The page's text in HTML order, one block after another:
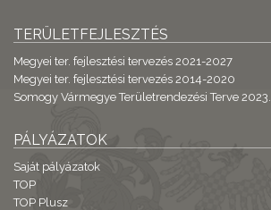
TERÜLETFEJLESZTÉS
Megyei ter. fejlesztési tervezés 2021-2027
Megyei ter. fejlesztési tervezés 2014-2020
Somogy Vármegye Területrendezési Terve 2023.
PÁLYÁZATOK
Saját pályázatok
TOP
TOP Plusz